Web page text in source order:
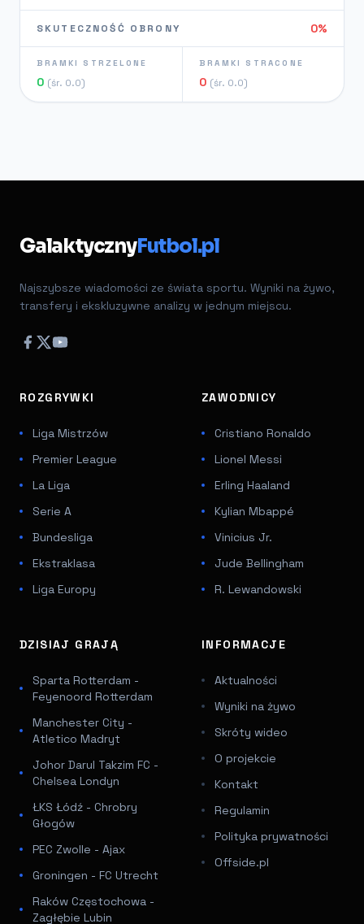
SKUTECZNOŚĆ OBRONY 0%
BRAMKI STRZELONE
0 (śr. 0.0)
BRAMKI STRACONE
0 (śr. 0.0)
GalaktycznyFutbol.pl
Najszybsze wiadomości ze świata sportu. Wyniki na żywo,
transfery i ekskluzywne analizy w jednym miejscu.
ROZGRYWKI
Liga Mistrzów
Premier League
La Liga
Serie A
Bundesliga
Ekstraklasa
Liga Europy
ZAWODNICY
Cristiano Ronaldo
Lionel Messi
Erling Haaland
Kylian Mbappé
Vinicius Jr.
Jude Bellingham
R. Lewandowski
DZISIAJ GRAJĄ
Sparta Rotterdam -
Feyenoord Rotterdam
Manchester City -
Atletico Madryt
Johor Darul Takzim FC -
Chelsea Londyn
ŁKS Łódź - Chrobry
Głogów
PEC Zwolle - Ajax
Groningen - FC Utrecht
Raków Częstochowa -
Zagłębie Lubin
INFORMACJE
Aktualności
Wyniki na żywo
Skróty wideo
O projekcie
Kontakt
Regulamin
Polityka prywatności
Offside.pl